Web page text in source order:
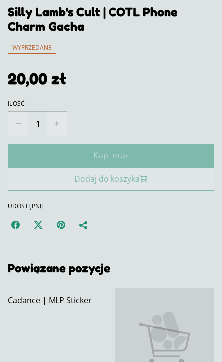
Silly Lamb's Cult | COTL Phone
Charm Gacha
WYPRZEDANE
20,00 zł
ILOŚĆ
Kup teraz
Dodaj do koszyka
UDOSTĘPNIJ
Powiązane pozycje
Cadance | MLP Sticker